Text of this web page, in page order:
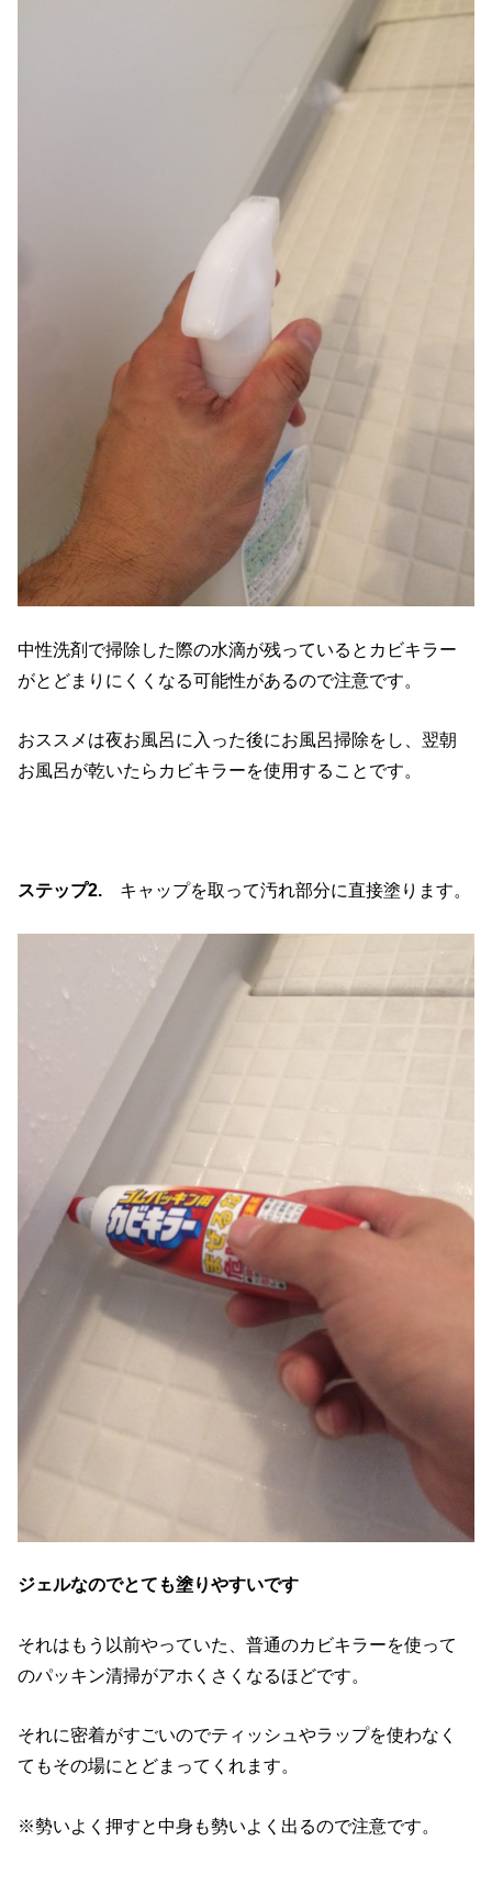
中性洗剤で掃除した際の水滴が残っているとカビキラー
がとどまりにくくなる可能性があるので注意です。
おススメは夜お風呂に入った後にお風呂掃除をし、翌朝
お風呂が乾いたらカビキラーを使用することです。
ステップ2. キャップを取って汚れ部分に直接塗ります。
ジェルなのでとても塗りやすいです
それはもう以前やっていた、普通のカビキラーを使って
のパッキン清掃がアホくさくなるほどです。
それに密着がすごいのでティッシュやラップを使わなく
てもその場にとどまってくれます。
※勢いよく押すと中身も勢いよく出るので注意です。